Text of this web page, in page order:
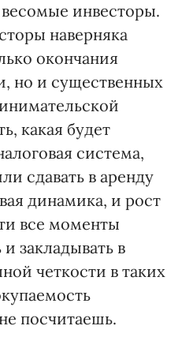
инвесторы.
наверняка
окончания
но и существенных
какая будет
система,
сдавать в аренду
динамика, и рост
все моменты
закладывать в
четкости в таких
посчитаешь.